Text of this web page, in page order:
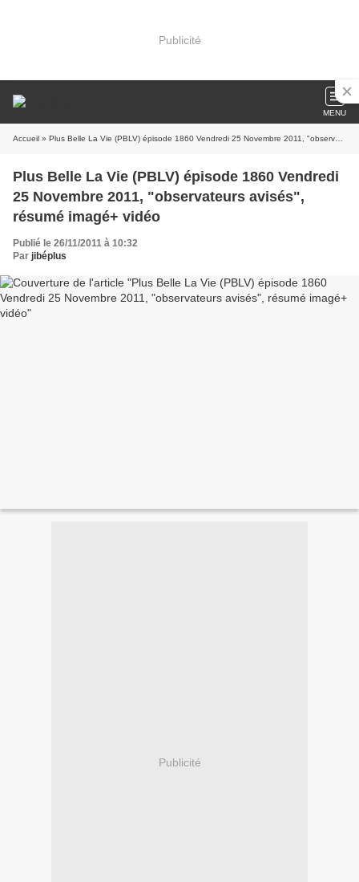
Publicité
MENU
Accueil » Plus Belle La Vie (PBLV) épisode 1860 Vendredi 25 Novembre 2011, "observateurs avisés", résumé imagé+ vidéo
Plus Belle La Vie (PBLV) épisode 1860 Vendredi
25 Novembre 2011, "observateurs avisés",
résumé imagé+ vidéo
Publié le 26/11/2011 à 10:32
Par jibéplus
Publicité